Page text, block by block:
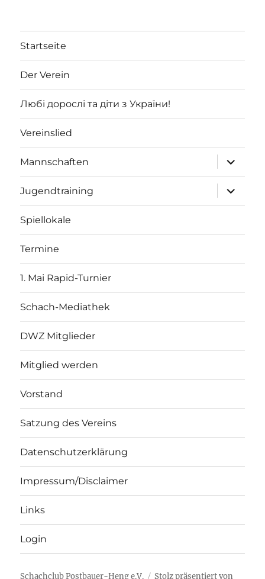
Startseite
Der Verein
Любі дорослі та діти з України!
Vereinslied
Mannschaften
öffnen
Jugendtraining
öffnen
Spiellokale
Termine
1. Mai Rapid-Turnier
Schach-Mediathek
DWZ Mitglieder
Mitglied werden
Vorstand
Satzung des Vereins
Datenschutzerklärung
Impressum/Disclaimer
Links
Login
Schachclub Postbauer-Heng e.V. Stolz präsentiert von